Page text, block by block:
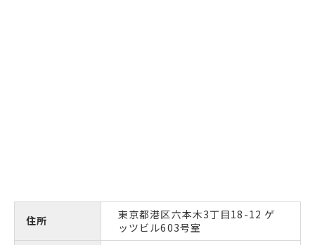
住所
東京都港区六本木3丁目18-12 ゲ
ッツビル603号室